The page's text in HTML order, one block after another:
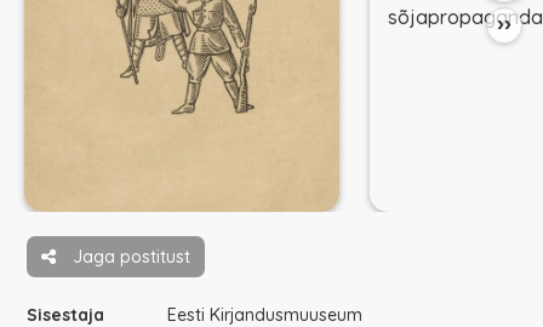
››
Jaga postitust
Sisestaja
Eesti Kirjandusmuuseum